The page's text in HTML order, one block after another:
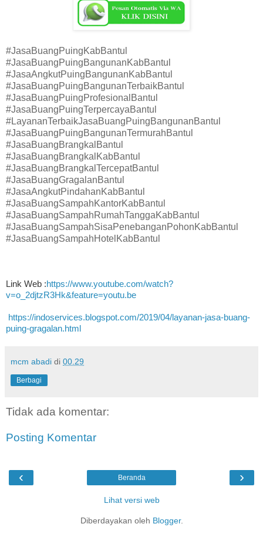
#JasaBuangPuingKabBantul
#JasaBuangPuingBangunanKabBantul
#JasaAngkutPuingBangunanKabBantul
#JasaBuangPuingBangunanTerbaikBantul
#JasaBuangPuingProfesionalBantul
#JasaBuangPuingTerpercayaBantul
#LayananTerbaikJasaBuangPuingBangunanBantul
#JasaBuangPuingBangunanTermurahBantul
#JasaBuangBrangkalBantul
#JasaBuangBrangkalKabBantul
#JasaBuangBrangkalTercepatBantul
#JasaBuangGragalanBantul
#JasaAngkutPindahanKabBantul
#JasaBuangSampahKantorKabBantul
#JasaBuangSampahRumahTanggaKabBantul
#JasaBuangSampahSisaPenebanganPohonKabBantul
#JasaBuangSampahHotelKabBantul
Link Web :https://www.youtube.com/watch?
v=o_2djtzR3Hk&feature=youtu.be
https://indoservices.blogspot.com/2019/04/layanan-jasa-buang-
puing-gragalan.html
mcm abadi di 00.29
Berbagi
Tidak ada komentar:
Posting Komentar
‹ ›
Beranda
Lihat versi web
Diberdayakan oleh Blogger.